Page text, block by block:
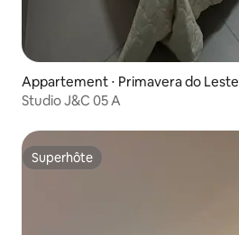
Appartement ⋅ Primavera do Leste
Studio J&C 05 A
Superhôte
Superhôte